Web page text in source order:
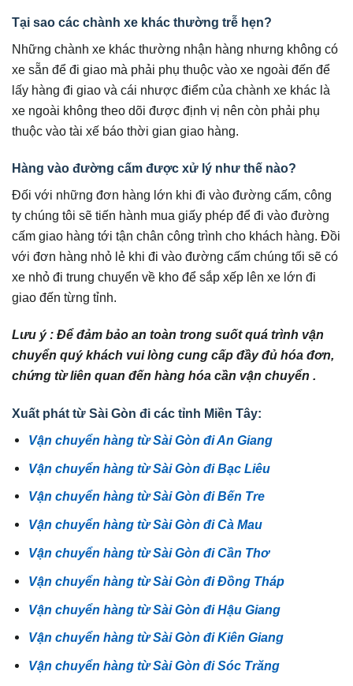
Tại sao các chành xe khác thường trễ hẹn?
Những chành xe khác thường nhận hàng nhưng không có
xe sẵn để đi giao mà phải phụ thuộc vào xe ngoài đến để
lấy hàng đi giao và cái nhược điểm của chành xe khác là
xe ngoài không theo dõi được định vị nên còn phải phụ
thuộc vào tài xế báo thời gian giao hàng.
Hàng vào đường cấm được xử lý như thế nào?
Đối với những đơn hàng lớn khi đi vào đường cấm, công
ty chúng tôi sẽ tiến hành mua giấy phép để đi vào đường
cấm giao hàng tới tận chân công trình cho khách hàng. Đồi
với đơn hàng nhỏ lẻ khi đi vào đường cấm chúng tối sẽ có
xe nhỏ đi trung chuyển về kho để sắp xếp lên xe lớn đi
giao đến từng tỉnh.
Lưu ý : Để đảm bảo an toàn trong suốt quá trình vận
chuyển quý khách vui lòng cung cấp đầy đủ hóa đơn,
chứng từ liên quan đến hàng hóa cần vận chuyển .
Xuất phát từ Sài Gòn đi các tỉnh Miền Tây:
Vận chuyển hàng từ Sài Gòn đi An Giang
Vận chuyển hàng từ Sài Gòn đi Bạc Liêu
Vận chuyển hàng từ Sài Gòn đi Bến Tre
Vận chuyển hàng từ Sài Gòn đi Cà Mau
Vận chuyển hàng từ Sài Gòn đi Cần Thơ
Vận chuyển hàng từ Sài Gòn đi Đồng Tháp
Vận chuyển hàng từ Sài Gòn đi Hậu Giang
Vận chuyển hàng từ Sài Gòn đi Kiên Giang
Vận chuyển hàng từ Sài Gòn đi Sóc Trăng